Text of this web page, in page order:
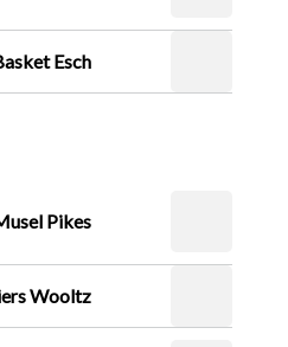
Esch
Pikes
Wooltz